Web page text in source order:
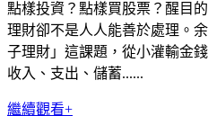
點樣投資？點樣買股票？醒目
理財卻不是人人能善於處理。
子理財」這課題，從小灌輸金
收入、支出、儲蓄......
繼續觀看+